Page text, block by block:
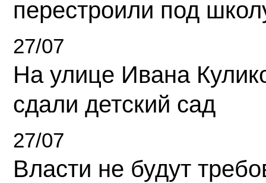
перестроили под
27/07
На улице Ивана
сдали детский сад
27/07
Власти не будут